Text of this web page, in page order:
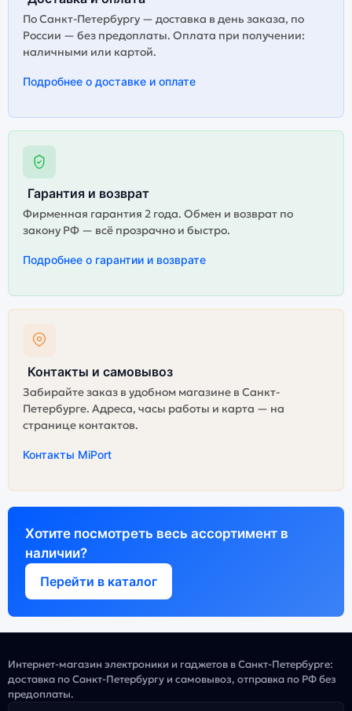
По Санкт-Петербургу — доставка в день заказа, по
России — без предоплаты. Оплата при получении:
наличными или картой.
Подробнее о доставке и оплате
Гарантия и возврат
Фирменная гарантия 2 года. Обмен и возврат по
закону РФ — всё прозрачно и быстро.
Подробнее о гарантии и возврате
Контакты и самовывоз
Забирайте заказ в удобном магазине в Санкт-
Петербурге. Адреса, часы работы и карта — на
странице контактов.
Контакты MiPort
Хотите посмотреть весь ассортимент в
наличии?
Перейти в каталог
Интернет-магазин электроники и гаджетов в Санкт-Петербурге:
доставка по Санкт-Петербургу и самовывоз, отправка по РФ без
предоплаты.